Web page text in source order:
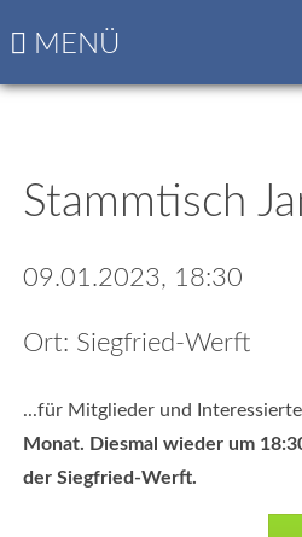
MENÜ
Die
Nennungsbogen
Stammtisch
09.01.2023, 18:30
Ort: Siegfried-Werft
...für Mitglieder und Interessierte
Monat. Diesmal wieder um
der Siegfried-Werft.